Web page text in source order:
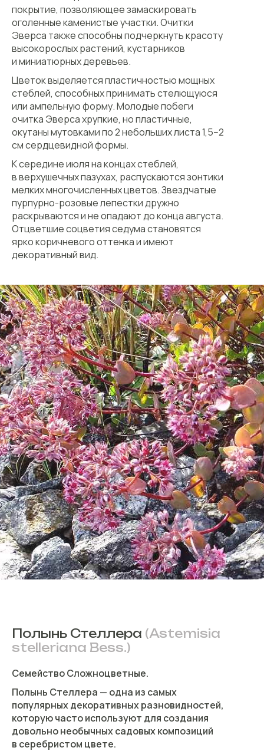
Цветок выделяется пластичностью мощных
стеблей, способных принимать стелющуюся
или ампельную форму. Молодые побеги
очитка Эверса хрупкие, но пластичные,
окутаны мутовками по 2 небольших листа 1,5−2
см сердцевидной формы.
К середине июля на концах стеблей,
в верхушечных пазухах, распускаются зонтики
мелких многочисленных цветов. Звездчатые
пурпурно-розовые лепестки дружно
раскрываются и не опадают до конца августа.
Отцветшие соцветия седума становятся
ярко коричневого оттенка и имеют
декоративный вид.
покрытие, позволяющее замаскировать
оголенные каменистые участки. Очитки
Эверса также способны подчеркнуть красоту
высокорослых растений, кустарников
и миниатюрных деревьев.
Семейство Сложноцветные.
Полынь Стеллера (Astemisia
stelleriana Bess.)
Полынь Стеллера — одна из самых
популярных декоративных разновидностей,
которую часто используют для создания
довольно необычных садовых композиций
в серебристом цвете.